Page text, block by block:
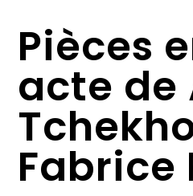
Pièces
acte de
Fabrice